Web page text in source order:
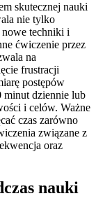
skutecznej nauki
nie tylko
techniki i
ćwiczenie przez
na
frustracji
postępów
minut dziennie lub
i celów. Ważne
czas zarówno
związane z
oraz
nauki